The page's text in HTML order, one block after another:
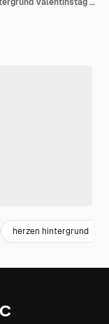
Herzen fallen auf weißen isolierten Hintergrund Valentinstag Hochzeit Geburtstag Dekoration Psd
herzen hintergrund